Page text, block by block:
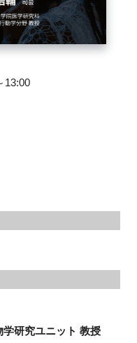
13:00
研究ユニット 教授